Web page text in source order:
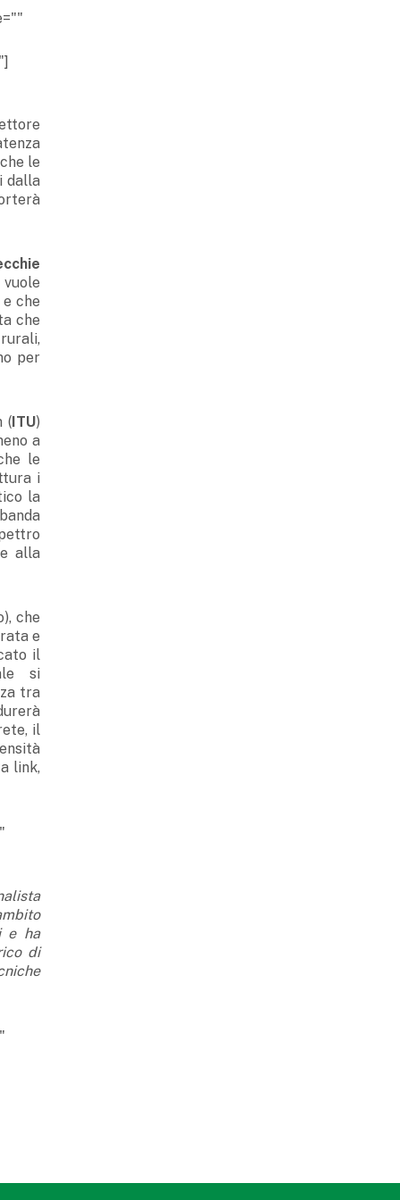
le
dalla
che
che
per
(ITU)
a
le
i
la
alla
che
e
il
si
tra
il
link,
e ha
di